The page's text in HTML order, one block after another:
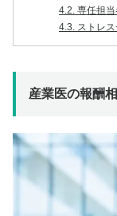
4.2. 専任担
4.3.
ストレ
産業医の報酬